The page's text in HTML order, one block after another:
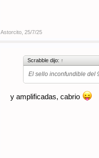
Astorcito 25/7/25
Scrabble dijo: ↑
El sello inconfundible del
y amplificadas, cabrio